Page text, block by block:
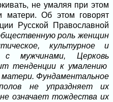
не умаляя при этом
Об этом говорят
Русской Православной
роль женщин
культурное и
с мужчинами, Церковь
тенденции к умалению
матери. Фундаментальное
не упраздняет их
означает тождества их